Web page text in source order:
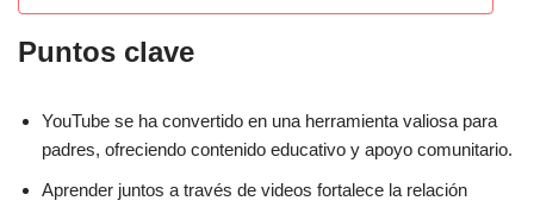
Puntos clave
YouTube se ha convertido en una herramienta valiosa para
padres, ofreciendo contenido educativo y apoyo comunitario.
Aprender juntos a través de videos fortalece la relación